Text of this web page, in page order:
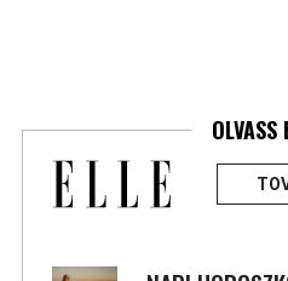
OLVASS